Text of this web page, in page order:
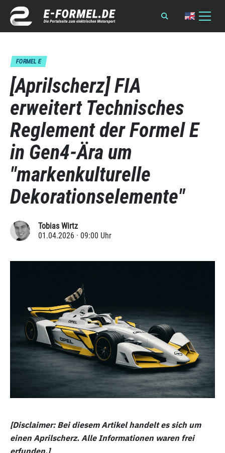
FORMEL E
[Aprilscherz] FIA
erweitert Technisches
Reglement der Formel E
in Gen4-Ära um
"markenkulturelle
Dekorationselemente"
Tobias Wirtz
01.04.2026 · 09:00 Uhr
[Disclaimer: Bei diesem Artikel handelt es sich um
einen Aprilscherz. Alle Informationen waren frei
erfunden.]